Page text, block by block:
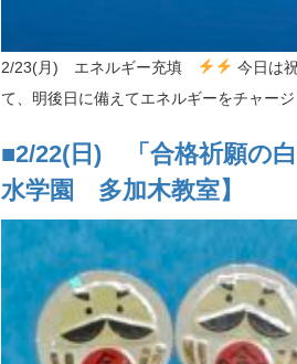
2/23(月) エネルギー充填
今日は
て、明後日に備えてエネルギーをチャー
■2/22(日) 「合格祈願の
水学園 多加木教室】